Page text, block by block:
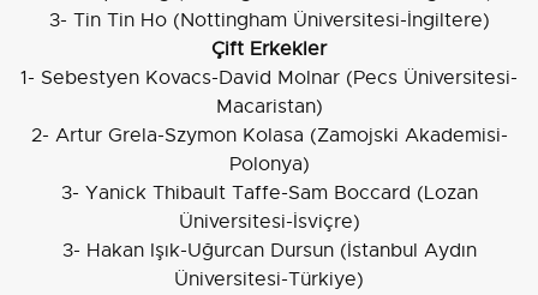
3- Tin Tin Ho (Nottingham Üniversitesi-İngiltere)
Çift Erkekler
1- Sebestyen Kovacs-David Molnar (Pecs Üniversitesi-
Macaristan)
2- Artur Grela-Szymon Kolasa (Zamojski Akademisi-
Polonya)
3- Yanick Thibault Taffe-Sam Boccard (Lozan
Üniversitesi-İsviçre)
3- Hakan Işık-Uğurcan Dursun (İstanbul Aydın
Üniversitesi-Türkiye)